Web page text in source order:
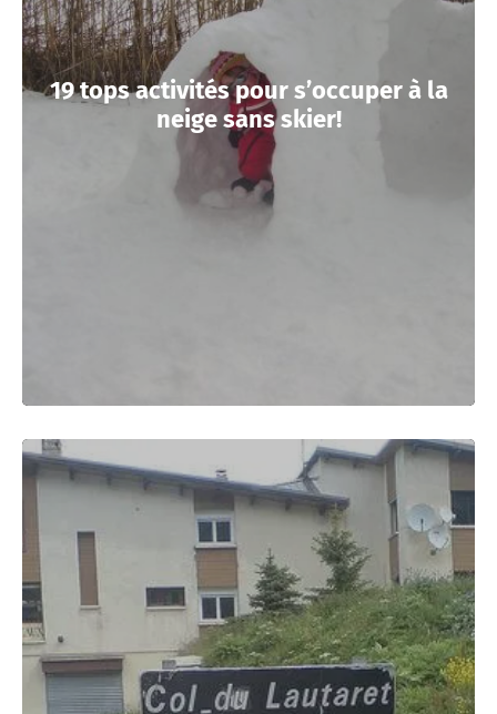
19 tops activités pour s’occuper à la
neige sans skier!